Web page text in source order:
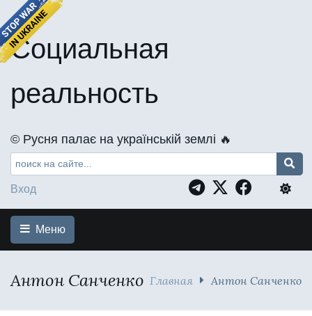
Социальная
реальность
©️ Русня палає на українській землі 🔥
Вход
Меню
Антон Санченко Главная Антон Санченко